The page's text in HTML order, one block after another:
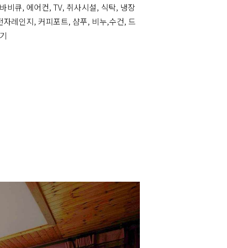
비큐, 에어컨, TV, 취사시설, 식탁, 냉장
자레인지, 커피포트, 샴푸, 비누,수건, 드